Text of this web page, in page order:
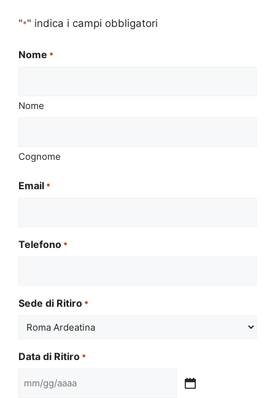
"*" indica i campi obbligatori
Nome *
Nome
Cognome
Email *
Telefono *
Sede di Ritiro *
Data di Ritiro *
MM